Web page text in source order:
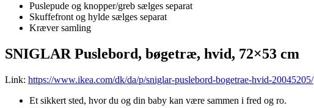
Puslepude og knopper/greb sælges separat
Skuffefront og hylde sælges separat
Kræver samling
SNIGLAR Puslebord, bøgetræ, hvid, 72×53 cm
Link: https://www.ikea.com/dk/da/p/sniglar-puslebord-bogetrae-hvid-20045205/
Et sikkert sted, hvor du og din baby kan være sammen i fred og ro.